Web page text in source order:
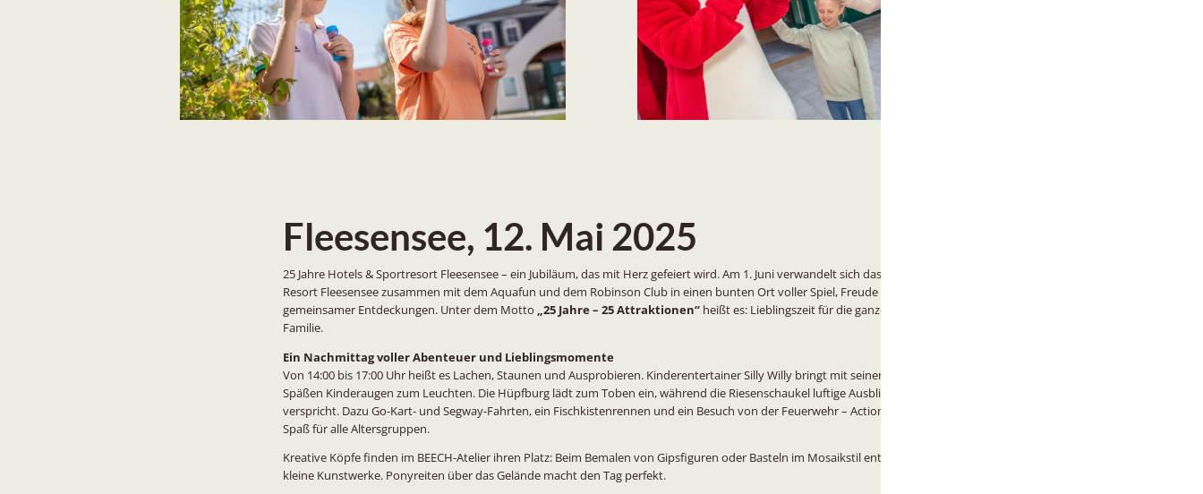
Fleesensee, 12. Mai 2025
25 Jahre Hotels & Sportresort Fleesensee – ein Jubiläum, das mit Herz gefeiert wird. Am 1. Juni verwandelt sich das BEECH
Resort Fleesensee zusammen mit dem Aquafun und dem Robinson Club in einen bunten Ort voller Spiel, Freude und
gemeinsamer Entdeckungen. Unter dem Motto „25 Jahre – 25 Attraktionen“heißt es: Lieblingszeit für die ganze
Familie.
Ein Nachmittag voller Abenteuer und Lieblingsmomente
Von 14:00 bis 17:00 Uhr heißt es Lachen, Staunen und Ausprobieren. Kinderentertainer Silly Willy bringt mit seinen
Späßen Kinderaugen zum Leuchten. Die Hüpfburg lädt zum Toben ein, während die Riesenschaukel luftige Ausblicke
verspricht. Dazu Go-Kart- und Segway-Fahrten, ein Fischkistenrennen und ein Besuch von der Feuerwehr – Action und
Spaß für alle Altersgruppen.
Kreative Köpfe finden im BEECH-Atelier ihren Platz: Beim Bemalen von Gipsfiguren oder Basteln im Mosaikstil entstehen
kleine Kunstwerke. Ponyreiten über das Gelände macht den Tag perfekt.